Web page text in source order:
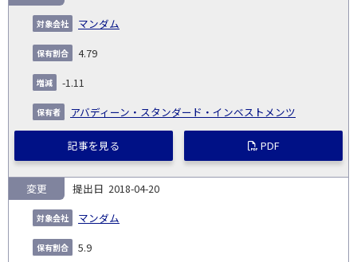
マンダム
4.79
-1.11
アバディーン・スタンダード・インベストメンツ
記事を見る PDF
2018-04-20
マンダム
変更
5.9